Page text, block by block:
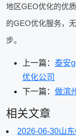
地区GEO优化的优
的GEO优化服务，
步。
上一篇： 泰安
优化公司
下一篇： 做滨
相关文章
2026-06-30山